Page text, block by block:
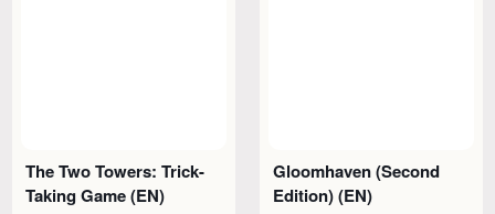
The Two Towers: Trick-
Taking Game (EN)
Gloomhaven (Second
Edition) (EN)